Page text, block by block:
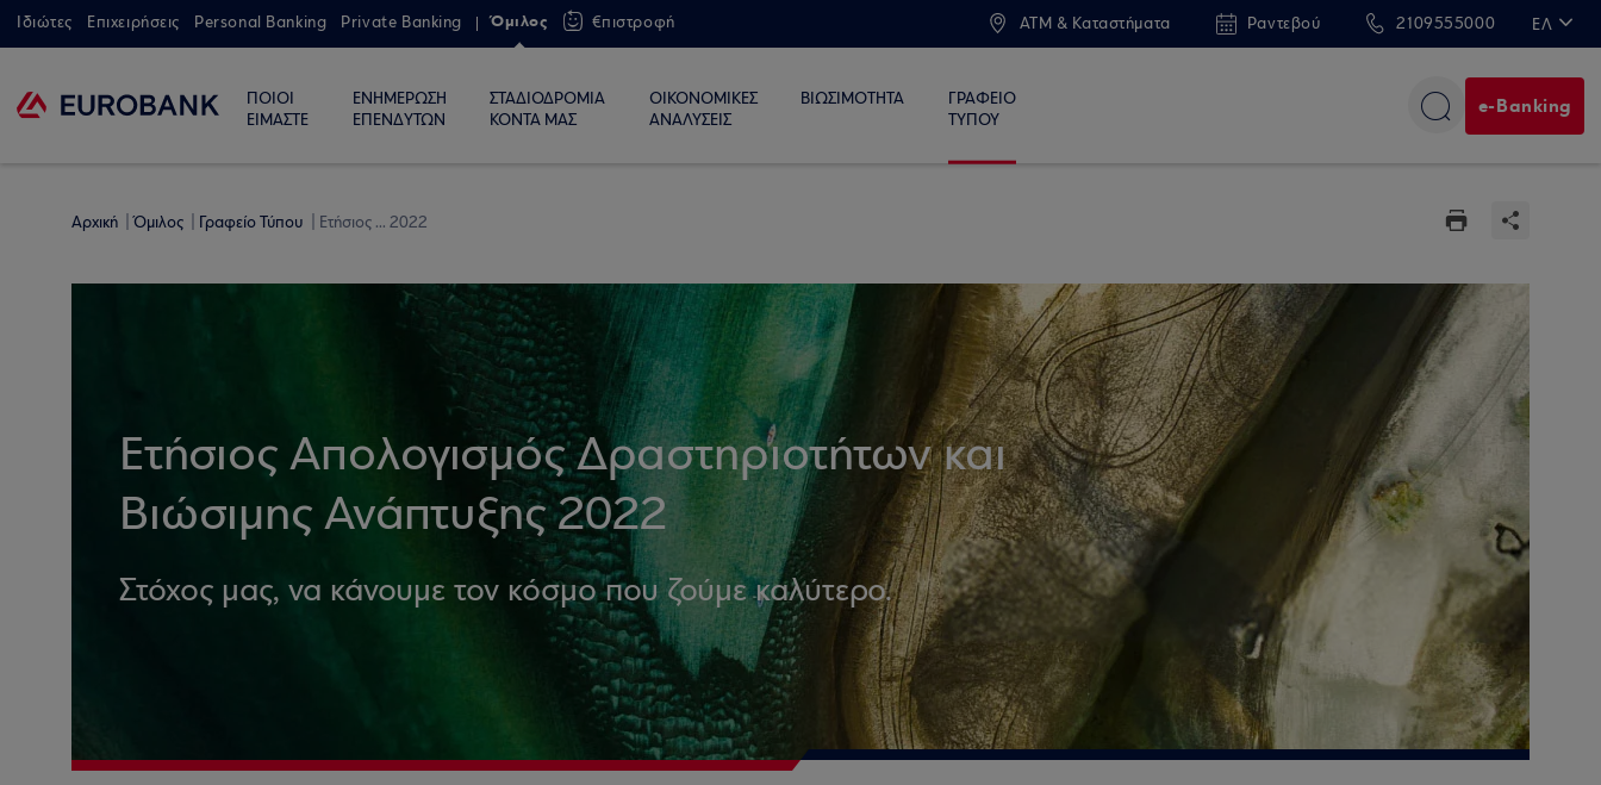
Ιδιώτες Επιχειρήσεις Personal Banking Private Banking Όμιλος €πιστροφή ATM & Καταστήματα Ραντεβού 2109555000 ΕΛ
ΠΟΙΟΙ
ΕΙΜΑΣΤΕ
ΕΝΗΜΕΡΩΣΗ
ΕΠΕΝΔΥΤΩΝ
ΣΤΑΔΙΟΔΡΟΜΙΑ
ΚΟΝΤΑ ΜΑΣ
ΟΙΚΟΝΟΜΙΚΕΣ
ΑΝΑΛΥΣΕΙΣ
ΒΙΩΣΙΜΟΤΗΤΑ
ΓΡΑΦΕΙΟ
ΤΥΠΟΥ
e-Banking
Αρχική Όμιλος Γραφείο Τύπου Ετήσιος ... 2022
Ετήσιος Απολογισμός Δραστηριοτήτων και
Βιώσιμης Ανάπτυξης 2022
Στόχος μας, να κάνουμε τον κόσμο που ζούμε καλύτερο.